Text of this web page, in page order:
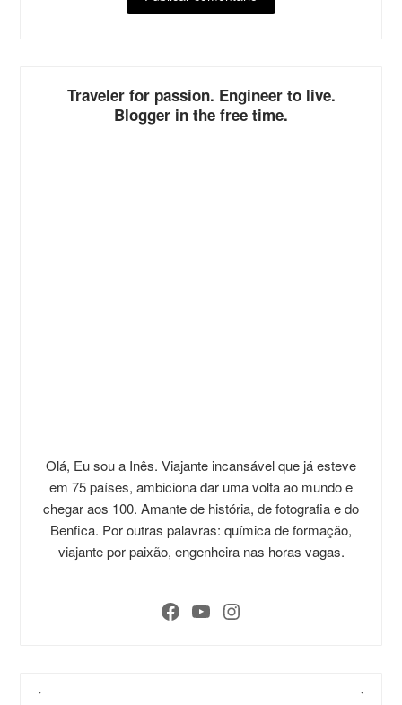
Traveler for passion. Engineer to live.
Blogger in the free time.
Olá, Eu sou a Inês. Viajante incansável que já esteve
em 75 países, ambiciona dar uma volta ao mundo e
chegar aos 100. Amante de história, de fotografia e do
Benfica. Por outras palavras: química de formação,
viajante por paixão, engenheira nas horas vagas.